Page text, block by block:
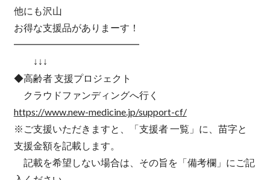
他にも沢山
お得な支援品がありまーす！
━━━━━━━━━━━━━
↓↓↓
◆高齢者 支援プロジェクト
クラウドファンディングへ行く
https://www.new-medicine.jp/support-cf/
※ご支援いただきますと、「支援者 一覧」に、苗字と
支援金額を記載します。
記載を希望しない場合は、その旨を「備考欄」にご記